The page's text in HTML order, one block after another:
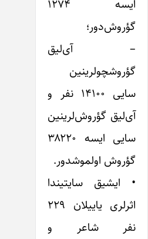
ایسه ۱۲۷۴
گؤروش‌دور؛
– آی‌لیق
گؤروشچولرینین
سایی ۱۴۱۰۰ نفر و
آی‌لیق گؤروش‌لرینین
سایی ایسه ۳۸۲۲۰
گؤروش اولموشدور.
• ایشیق سایتیندا
اثرلری یاییلان ۲۲۹
نفر شاعر و